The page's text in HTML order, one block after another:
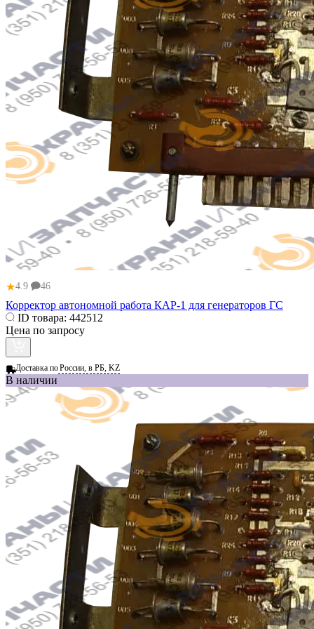
★4.9 46
Корректор автономной работа КАР-1 для генераторов ГС
ID товара: 442512
Цена по запросу
Доставка поРоссии, в РБ, KZ
В наличии